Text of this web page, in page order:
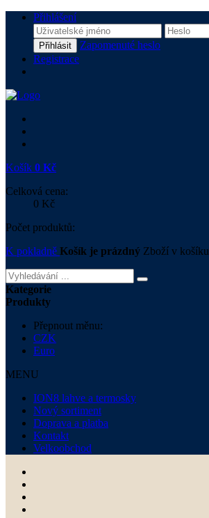
Přihlášení
Přihlásit
Zapomenuté heslo
Registrace
Košík 0 Kč
Celková cena:
0 Kč
Počet produktů:
K pokladně Košík je prázdný Zboží v košíku
Kategorie
Produkty
Přepnout měnu:
CZK
Euro
MENU
ION8 lahve a termosky
Nový sortiment
Doprava a platba
Kontakt
Velkoobchod